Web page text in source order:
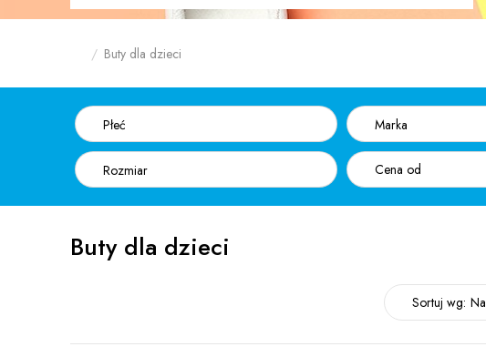
Buty dla dzieci
Płeć Marka
Rozmiar
Buty dla dzieci
Sortuj wg: